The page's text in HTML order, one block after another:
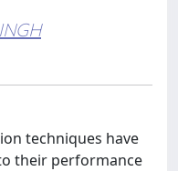
techniques have
their performance